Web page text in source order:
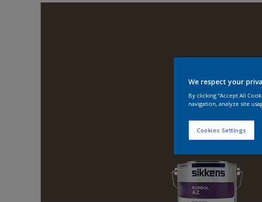
We respect your
By clicking “Accept All
navigation, analyze site
Cookies Settings